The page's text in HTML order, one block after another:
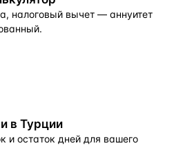
налоговый вычет — аннуитет
в Турции
и остаток дней для вашего